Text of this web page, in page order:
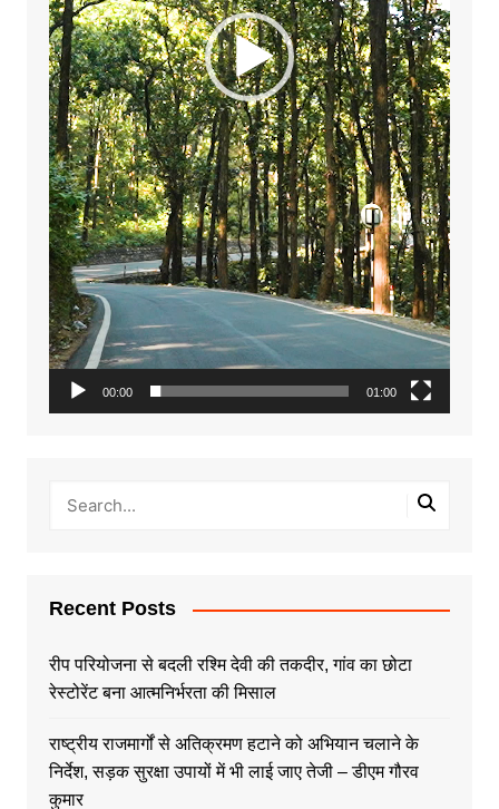
00:00 01:00
Recent Posts
रीप परियोजना से बदली रश्मि देवी की तकदीर, गांव का छोटा
रेस्टोरेंट बना आत्मनिर्भरता की मिसाल
राष्ट्रीय राजमार्गों से अतिक्रमण हटाने को अभियान चलाने के
निर्देश, सड़क सुरक्षा उपायों में भी लाई जाए तेजी – डीएम गौरव
कुमार